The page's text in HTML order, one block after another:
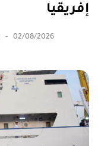
إفريقيا
02/08/2026